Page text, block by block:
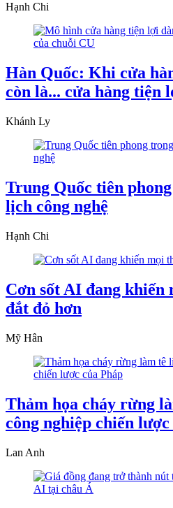
Hạnh Chi
Hàn Quốc: Khi cửa
còn là... cửa hàng tiện
Khánh Ly
Trung Quốc tiên
lịch công nghệ
Hạnh Chi
Cơn sốt AI đang khiến
đắt đỏ hơn
Mỹ Hân
Thảm họa cháy rừng
công nghiệp chiến
Lan Anh